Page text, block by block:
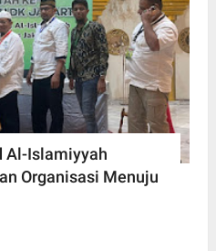
Al-Islamiyyah
Organisasi Menuju